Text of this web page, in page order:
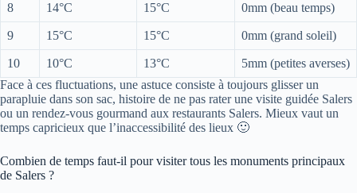
8 14°C 15°C 0mm (beau temps)
9 15°C 15°C 0mm (grand soleil)
10 10°C 13°C
5mm (petites averses)
Face à ces fluctuations, une astuce consiste à toujours glisser un
parapluie dans son sac, histoire de ne pas rater une visite guidée Salers
ou un rendez-vous gourmand aux restaurants Salers. Mieux vaut un
temps capricieux que l’inaccessibilité des lieux 🙂
Combien de temps faut-il pour visiter tous les monuments principaux
de Salers ?